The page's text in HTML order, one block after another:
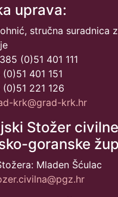
uprava:
stručna suradnica
(0)51 401 111
401 151
221 126
krk@grad-krk.hr
Stožer
goranske
Mladen Šćulac